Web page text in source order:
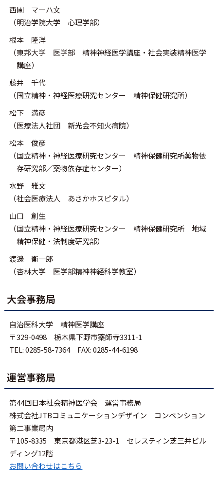
西園 マーハ文
（明治学院大学 心理学部）
根本 隆洋
（東邦大学 医学部 精神神経医学講座・社会実装精神医学
講座）
藤井 千代
（国立精神・神経医療研究センター 精神保健研究所）
松下 満彦
（医療法人社団 新光会不知火病院）
松本 俊彦
（国立精神・神経医療研究センター 精神保健研究所薬物依
存研究部／薬物依存症センター）
水野 雅文
（社会医療法人 あさかホスピタル）
山口 創生
（国立精神・神経医療研究センター 精神保健研究所 地域
精神保健・法制度研究部）
渡邊 衡一郎
（杏林大学 医学部精神神経科学教室）
大会事務局
自治医科大学 精神医学講座
〒329-0498 栃木県下野市薬師寺3311-1
TEL: 0285-58-7364 FAX: 0285-44-6198
運営事務局
第44回日本社会精神医学会 運営事務局
株式会社JTBコミュニケーションデザイン コンベンション
第二事業局内
〒105-8335 東京都港区芝3-23-1 セレスティン芝三井ビル
ディング12階
お問い合わせはこちら